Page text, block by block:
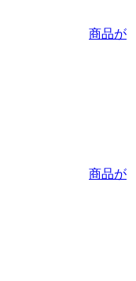
商品が
商品が